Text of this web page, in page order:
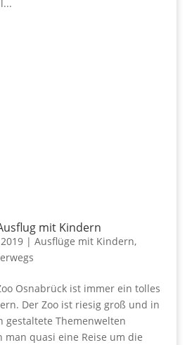
mit Kindern
| Ausflüge mit Kindern,
Osnabrück ist immer ein tolles
Der Zoo ist riesig groß und in
gestaltete Themenwelten
man quasi eine Reise um die